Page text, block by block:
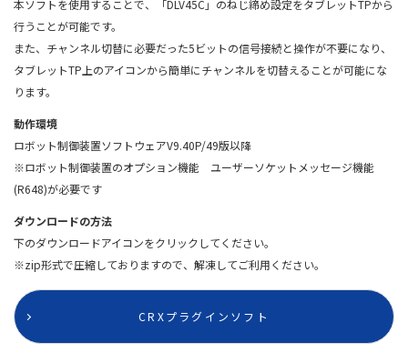
本ソフトを使用することで、「DLV45C」のねじ締め設定をタブレットTPから
行うことが可能です。
また、チャンネル切替に必要だった5ビットの信号接続と操作が不要になり、
タブレットTP上のアイコンから簡単にチャンネルを切替えることが可能にな
ります。
動作環境
ロボット制御装置ソフトウェアV9.40P/49版以降
※ロボット制御装置のオプション機能 ユーザーソケットメッセージ機能
(R648)が必要です
ダウンロードの方法
下のダウンロードアイコンをクリックしてください。
※zip形式で圧縮しておりますので、解凍してご利用ください。
CRXプラグインソフト